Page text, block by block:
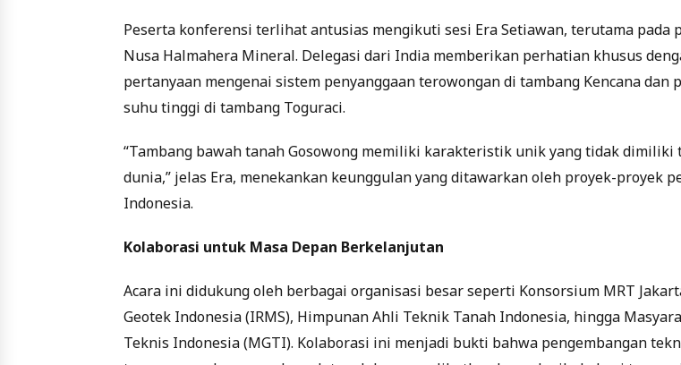
Peserta konferensi terlihat antusias mengikuti sesi Era Setiawan, terutama pada
Nusa Halmahera Mineral. Delegasi dari India memberikan perhatian khusus
pertanyaan mengenai sistem penyanggaan terowongan di tambang Kencana dan
suhu tinggi di tambang Toguraci.
“Tambang bawah tanah Gosowong memiliki karakteristik unik yang tidak dimiliki
dunia,” jelas Era, menekankan keunggulan yang ditawarkan oleh proyek-proyek
Indonesia.
Kolaborasi untuk Masa Depan Berkelanjutan
Acara ini didukung oleh berbagai organisasi besar seperti Konsorsium MRT
Geotek Indonesia (IRMS), Himpunan Ahli Teknik Tanah Indonesia, hingga
Teknis Indonesia (MGTI). Kolaborasi ini menjadi bukti bahwa pengembangan